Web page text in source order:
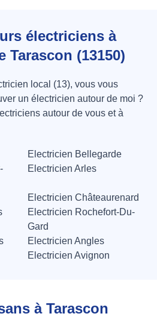
électriciens à
Tarascon (13150)
local (13), vous vous
un électricien autour de moi ?
autour de vous et à
Electricien Bellegarde
Electricien Arles
Electricien Châteaurenard
Electricien Rochefort-Du-
Gard
Electricien Angles
Electricien Avignon
à Tarascon